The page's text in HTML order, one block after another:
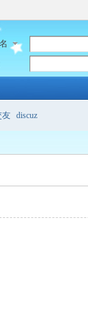
友 discuz